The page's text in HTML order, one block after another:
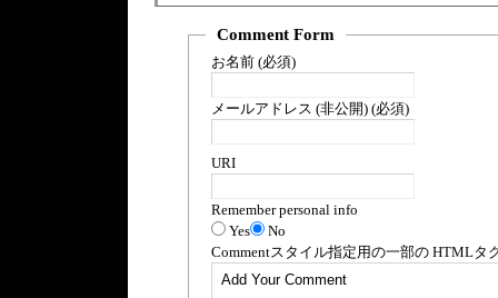
Comment Form
お名前 (必須)
メールアドレス (非公開) (必須)
URI
Remember personal info
Yes
No
Commentスタイル指定用の一部の HTMLタ